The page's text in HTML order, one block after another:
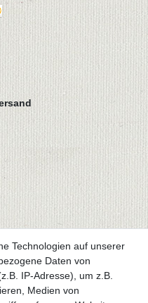
Technologien auf unserer
Daten von
IP-Adresse), um z.B.
Medien von